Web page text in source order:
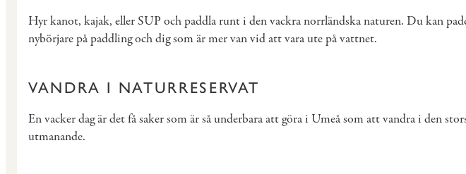
Hyr kanot, kajak, eller SUP och paddla runt i den vackra norrländska naturen. Du kan
nybörjare på paddling och dig som är mer van vid att vara ute på vattnet.
VANDRA I NATURRESERVAT
En vacker dag är det få saker som är så underbara att göra i Umeå som att vandra i den
utmanande.